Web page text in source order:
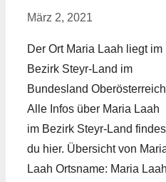
März 2, 2021
Der Ort Maria Laah liegt im
Bezirk Steyr-Land im
Bundesland
Alle Infos über Maria Laah
im Bezirk Steyr-Land
du hier. Übersicht von
Laah Ortsname: Maria Laah